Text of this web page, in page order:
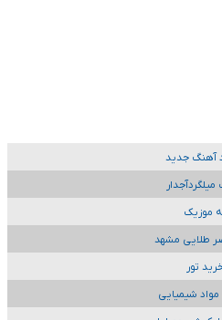
آهنگ جدید
موزیک
طلایی مشهد
تور
شیمیایی